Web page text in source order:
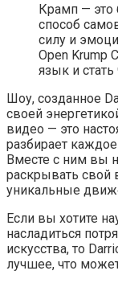
Крамп — это
способ
силу и
Open Krump
язык и
Шоу, созданное
своей
видео — это
разбирает
Вместе с ним вы
раскрывать свой
уникальные
Если вы хотите
насладиться
искусства, то
лучшее, что